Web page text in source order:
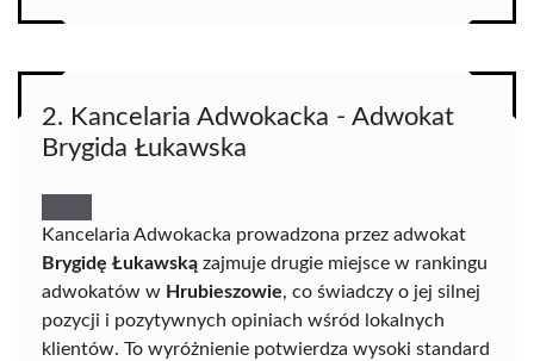
2. Kancelaria Adwokacka - Adwokat
Brygida Łukawska
Kancelaria Adwokacka prowadzona przez adwokat
Brygidę Łukawską zajmuje drugie miejsce w rankingu
adwokatów w Hrubieszowie, co świadczy o jej silnej
pozycji i pozytywnych opiniach wśród lokalnych
klientów. To wyróżnienie potwierdza wysoki standard